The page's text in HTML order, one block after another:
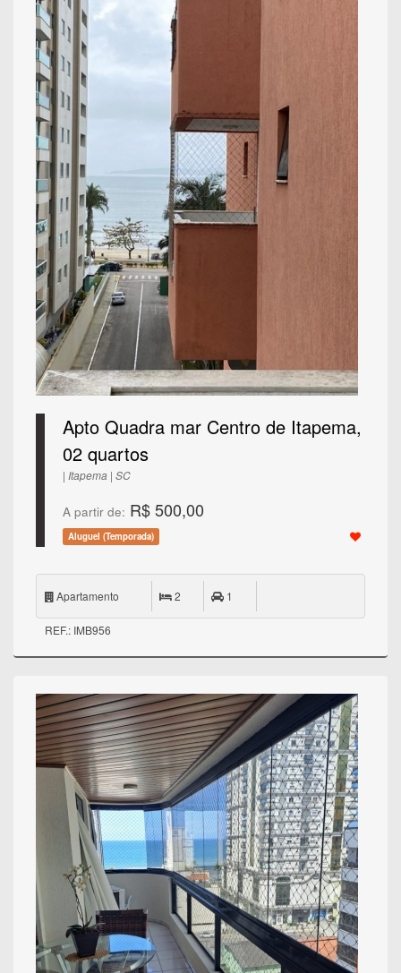
Apto Quadra mar Centro de Itapema,
02 quartos
| Itapema | SC
A partir de: R$ 500,00
Aluguel (Temporada)
Apartamento 2 1
REF.: IMB956